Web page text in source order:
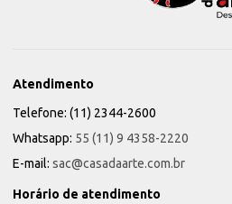
Atendimento
Telefone: (11) 2344-2600
Whatsapp: 55 (11) 9 4358-2220
E-mail: sac@casadaarte.com.br
Horário de atendimento